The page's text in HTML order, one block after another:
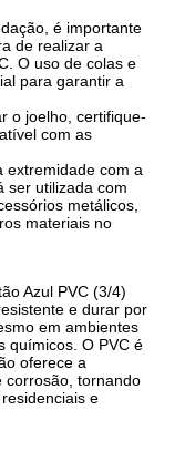
é importante
de realizar a
O uso de colas e
para garantir a
o joelho, certifique-
com as
extremidade com a
ser utilizada com
metálicos,
materiais no
Azul PVC (3/4)
e durar por
em ambientes
químicos. O PVC é
oferece a
corrosão, tornando
e